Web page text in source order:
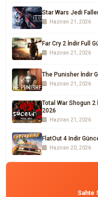
Star Wars Jedi
Haziran 21, 2026
Far Cry 2 İndir Full
Haziran 21, 2026
The Punisher İndir
Haziran 21, 2026
Total War Shogun 2
2026
Haziran 21, 2026
FlatOut 4 Indir
Haziran 20, 2026
Sahte